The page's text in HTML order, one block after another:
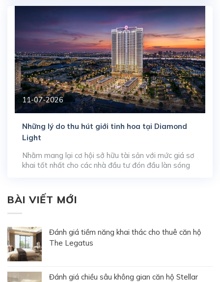
Tại đại dự án Alluvia City, phân khu mở màn Alluvia
Sunshine Marina rộng 55 ha đang chứng minh tư duy
11-07-2026
Những lý do thu hút giới tinh hoa tại Diamond
Light
Nhằm mang lại cơ hội sở hữu tài sản với mức giá sơ
khai tốt nhất cho các nhà đầu tư đón đầu làn sóng
đợt 1 cho các sản phẩm căn hộ tại tòa […]
BÀI VIẾT MỚI
Đánh giá tiềm năng khai thác cho thuê căn hộ
The Legatus
Đánh giá chiều sâu không gian căn hộ Stellar